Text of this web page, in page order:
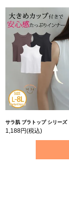
サラ肌 ブラトップ シリーズ 締め付けない リブ タンクトップ | 大き
1,188円(税込)